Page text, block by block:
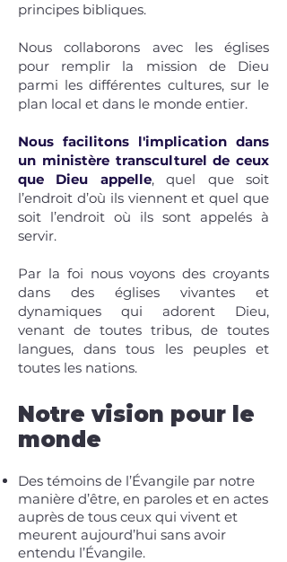
principes bibliques.
Nous collaborons avec les églises
pour remplir la mission de Dieu
parmi les différentes cultures, sur le
plan local et dans le monde entier.
Nous facilitons l'implication dans
un ministère transculturel de ceux
que Dieu appelle, quel que soit
l’endroit d’où ils viennent et quel que
soit l’endroit où ils sont appelés à
servir.
Par la foi nous voyons des croyants
dans des églises vivantes et
dynamiques qui adorent Dieu,
venant de toutes tribus, de toutes
langues, dans tous les peuples et
toutes les nations.
Notre vision pour le
monde
Des témoins de l’Évangile par notre
manière d’être, en paroles et en actes
auprès de tous ceux qui vivent et
meurent aujourd’hui sans avoir
entendu l’Évangile.